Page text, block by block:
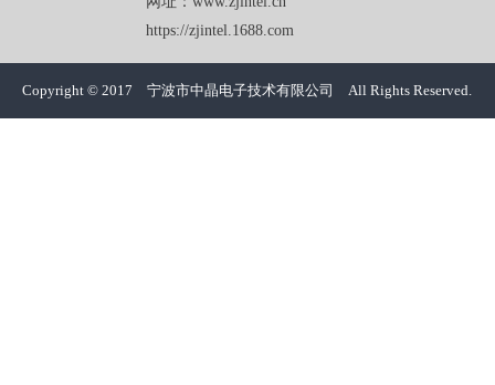
https://zjintel.1688.com
Copyright © 2017 宁波市中晶电子技术有限公司 All Rights Reserved.